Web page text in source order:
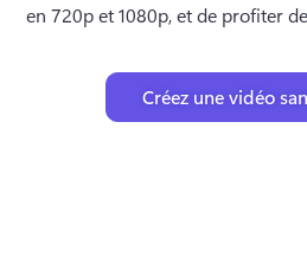
en 720p et 1080p, et de profiter
Créez une vidéo